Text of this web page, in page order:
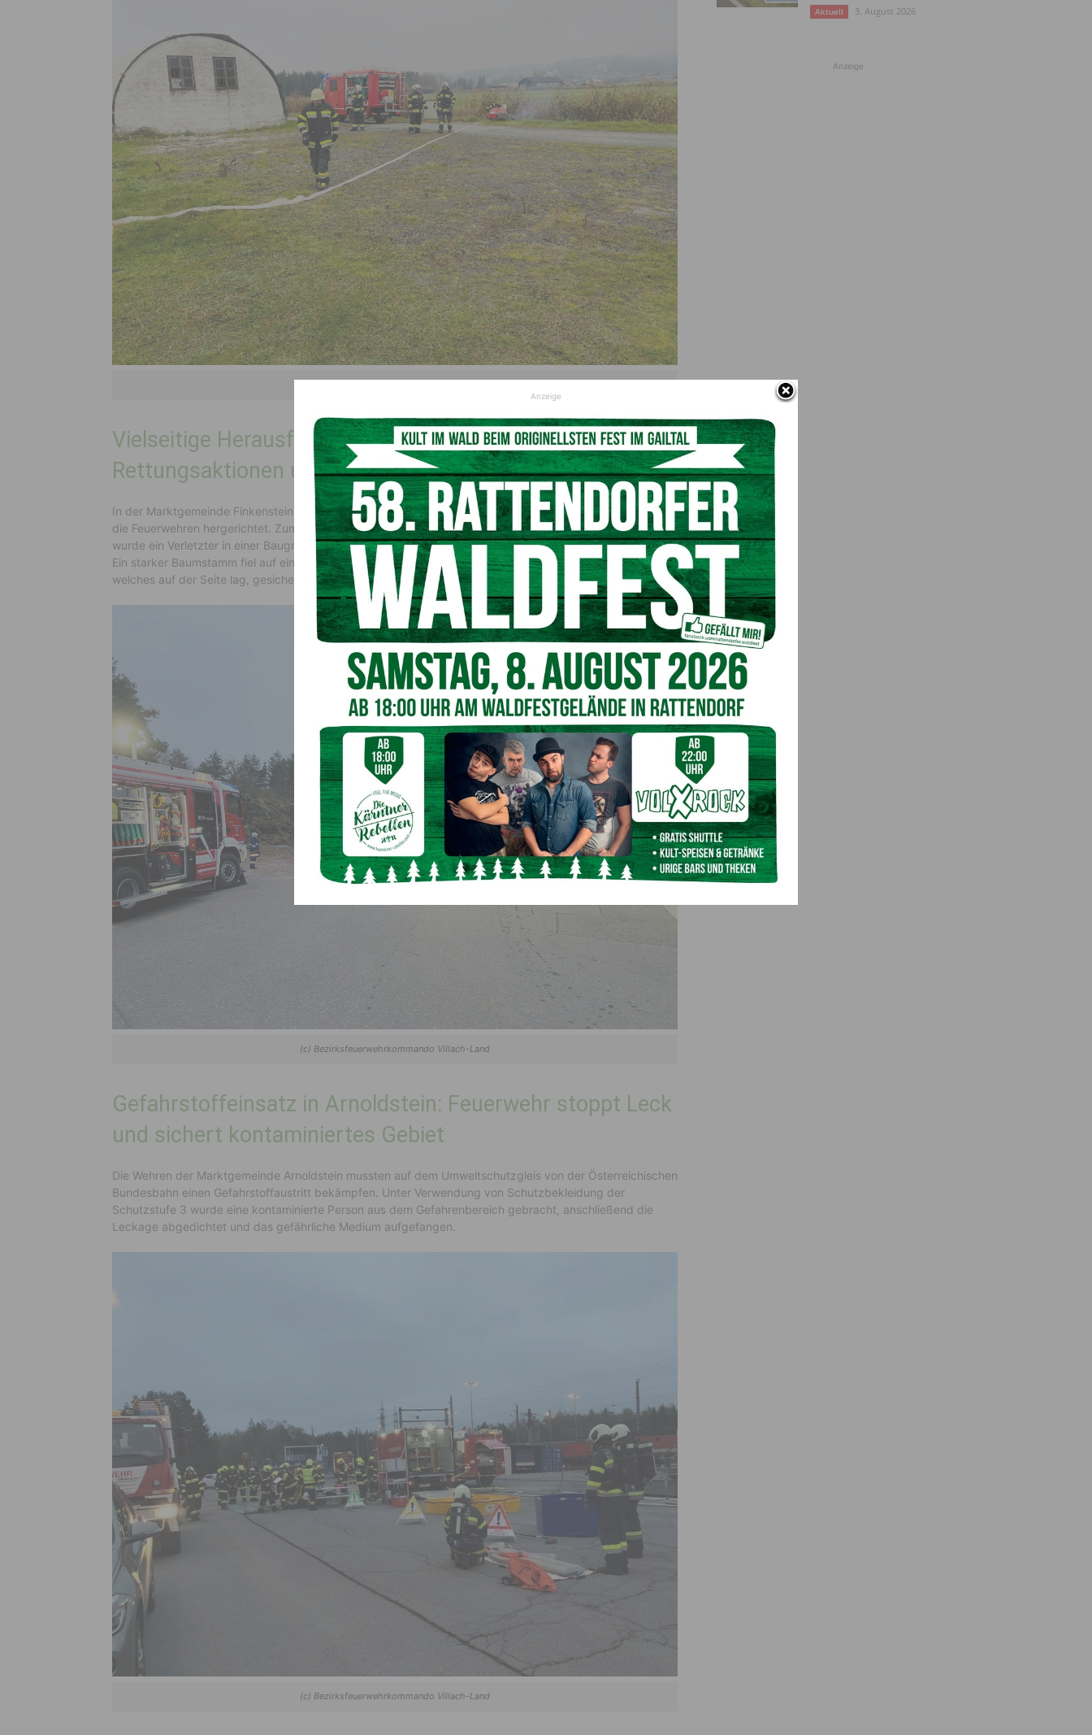
Vielseitige Herausforderungen in Finkenstein:
Rettungsaktionen und Bergungsszenarien
In der Marktgemeinde Finkenstein wurden für die Einsatzkräfte im Altstoffsammelzentrum 4 Szenarien für
die Feuerwehren hergerichtet. Zum einen war eine Person vom Dach eines Salzsilos zum Bergen, weiters
wurde ein Verletzter in einer Baugrube verschüttet und musste von den Rettungskräften befreit werden.
Ein starker Baumstamm fiel auf einen Personenkraftwagen und schlussendlich musste ein Fahrzeug,
welches auf der Seite lag, gesichert und geborgen werden.
(c) Bezirksfeuerwehrkommando Villach-Land
Gefahrstoffeinsatz in Arnoldstein: Feuerwehr stoppt Leck
und sichert kontaminiertes Gebiet
Die Wehren der Marktgemeinde Arnoldstein mussten auf dem Umweltschutzgleis von der Österreichischen
Bundesbahn einen Gefahrstoffaustritt bekämpfen. Unter Verwendung von Schutzbekleidung der
Schutzstufe 3 wurde eine kontaminierte Person aus dem Gefahrenbereich gebracht, anschließend die
Leckage abgedichtet und das gefährliche Medium aufgefangen.
(c) Bezirksfeuerwehrkommando Villach-Land
Aktuell 3. August 2026
Anzeige
Anzeige